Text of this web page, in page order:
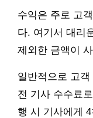
수익은 주로 고
다. 여기서 대리
제외한 금액이
일반적으로 고
전 기사 수수료
행 시 기사에게